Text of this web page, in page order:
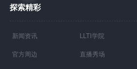
探索精彩
新闻资讯 LLTI学院
官方周边 直播秀场